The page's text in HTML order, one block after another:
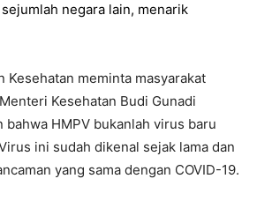
negara lain, menarik
Kesehatan meminta masyarakat
Kesehatan Budi Gunadi
bahwa HMPV bukanlah virus baru
ini sudah dikenal sejak lama dan
yang sama dengan COVID-19.